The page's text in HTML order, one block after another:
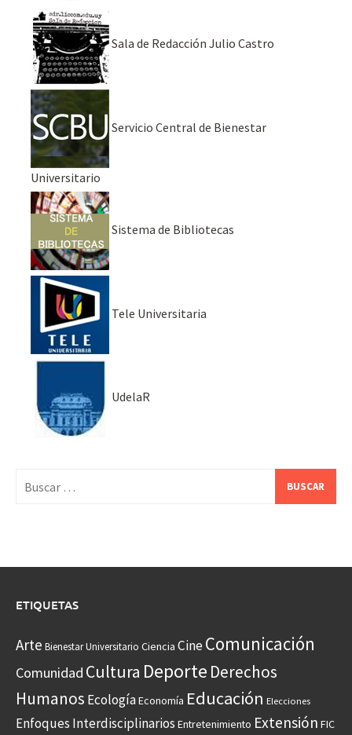
Sala de Redacción Julio Castro
Servicio Central de Bienestar
Universitario
Sistema de Bibliotecas
Tele Universitaria
UdelaR
ETIQUETAS
Arte Bienestar Universitario Ciencia CineComunicación
Comunidad Cultura Deporte Derechos
Humanos EcologíaEconomía Educación Elecciones
Enfoques Interdisciplinarios Entretenimiento Extensión FIC